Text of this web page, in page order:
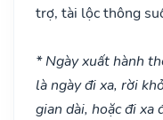
trợ, tài lộc thông
* Ngày xuất hành
là ngày đi xa, rời
gian dài, hoặc đi